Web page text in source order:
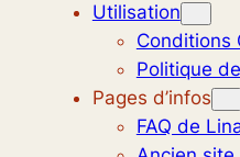
Utilisation
Conditions
Politique
Pages d’infos
FAQ de